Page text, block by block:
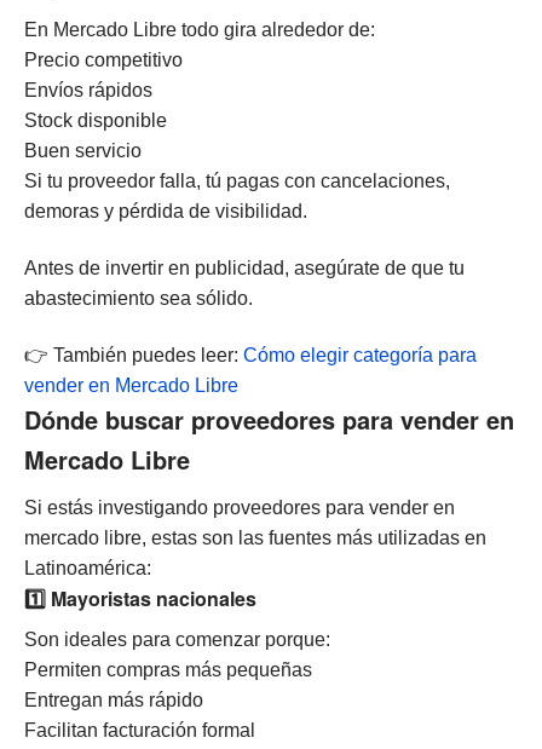
En Mercado Libre todo gira alrededor de:
Precio competitivo
Envíos rápidos
Stock disponible
Buen servicio
Si tu proveedor falla, tú pagas con cancelaciones,
demoras y pérdida de visibilidad.
Antes de invertir en publicidad, asegúrate de que tu
abastecimiento sea sólido.
👉 También puedes leer: Cómo elegir categoría para
vender en Mercado Libre
Dónde buscar proveedores para vender en
Mercado Libre
Si estás investigando proveedores para vender en
mercado libre, estas son las fuentes más utilizadas en
Latinoamérica:
1️⃣ Mayoristas nacionales
Son ideales para comenzar porque:
Permiten compras más pequeñas
Entregan más rápido
Facilitan facturación formal